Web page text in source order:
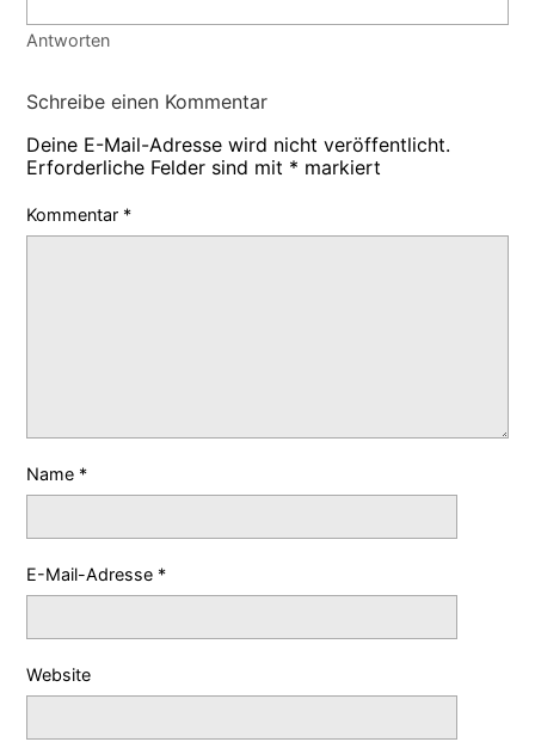
Antworten
Schreibe einen Kommentar
Deine E-Mail-Adresse wird nicht veröffentlicht.
Erforderliche Felder sind mit * markiert
Kommentar *
Name *
E-Mail-Adresse *
Website